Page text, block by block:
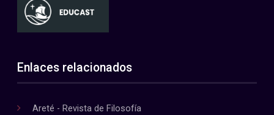
Enlaces relacionados
Areté - Revista de Filosofía